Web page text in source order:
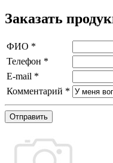
Заказать
ФИО *
Телефон *
E-mail *
Комментарий *
Отправить